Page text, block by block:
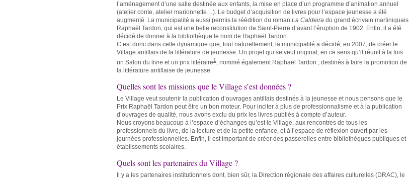
l’aménagement d’une salle destinée aux enfants, la mise en place d’un programme d’animation annuel
(atelier conte, atelier marionnette…). Le budget d’acquisition de livres pour l’espace jeunesse a été
augmenté. La municipalité a aussi permis la réédition du roman La Caldeira du grand écrivain martiniquais
Raphaël Tardon, qui est une belle reconstitution de Saint-Pierre d’avant l’éruption de 1902. Enfin, il a été
décidé de donner à la bibliothèque le nom de Raphaël Tardon.
C’est donc dans cette dynamique que, tout naturellement, la municipalité a décidé, en 2007, de créer le
Village antillais de la littérature de jeunesse. Un projet qui se veut original, en ce sens qu’il réunit à la fois
un Salon du livre et un prix littéraire1 , nommé également Raphaël Tardon , destinés à faire la promotion de
la littérature antillaise de jeunesse.
Quelles sont les missions que le Village s’est données ?
Le Village veut soutenir la publication d’ouvrages antillais destinés à la jeunesse et nous pensons que le
Prix Raphaël Tardon peut être un bon moteur. Pour inciter à plus de professionnalisme et à la publication
d’ouvrages de qualité, nous avons exclu du prix les livres publiés à compte d’auteur.
Nous croyons beaucoup à l’espace d’échanges qu’est le Village, aux rencontres de tous les
professionnels du livre, de la lecture et de la petite enfance, et à l’espace de réflexion ouvert par les
journées professionnelles. Enfin, il est important de créer des passerelles entre bibliothèques publiques et
établissements scolaires.
Quels sont les partenaires du Village ?
Il y a les partenaires institutionnels dont, bien sûr, la Direction régionale des affaires culturelles (DRAC), le